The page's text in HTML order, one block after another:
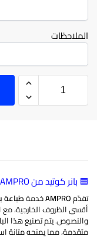
الملاحظات
🟦 بانر كوتيد من AMPRO – الجودة التي تدوم طويلاً
تقدّمAMPROخدمةطباعة
أقسى الظروف الخارجية،
متقدمة، مما يمنحه متانة